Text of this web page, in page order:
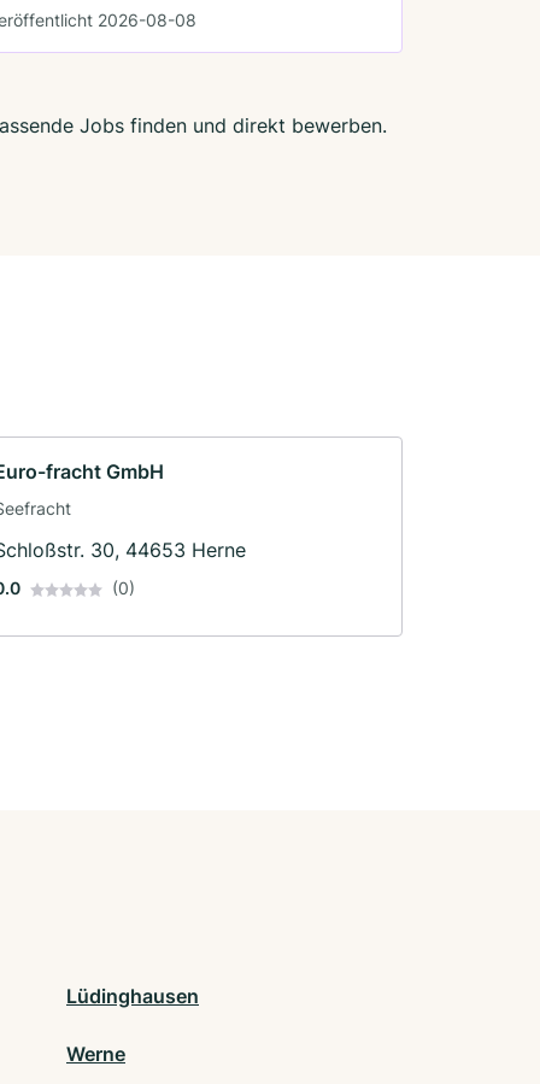
2026-08-08
Jobs finden und direkt bewerben.
fracht GmbH
30, 44653 Herne
(0)
Lüdinghausen
Werne